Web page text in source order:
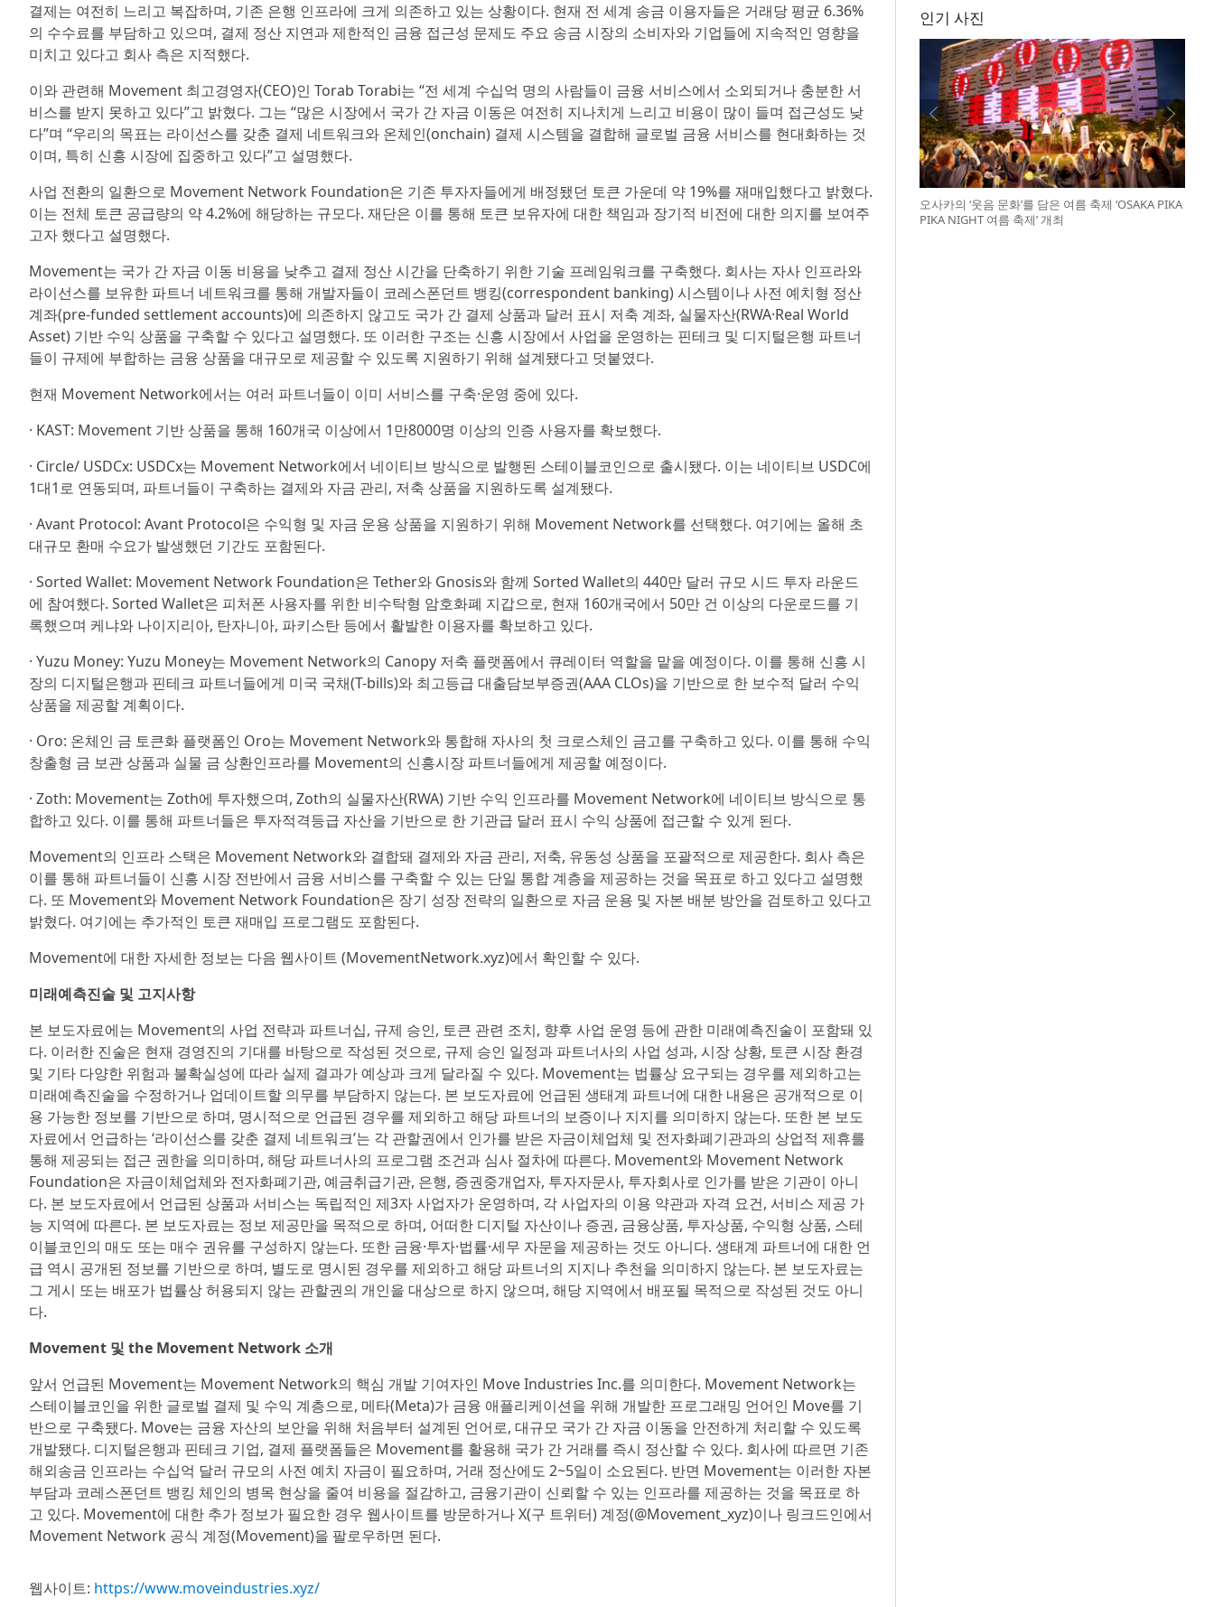
결제는 여전히 느리고 복잡하며, 기존 은행 인프라에 크게 의존하고 있는 상황이다. 현재 전 세계 송금 이용자들은 거래당 평균 6.36%
의 수수료를 부담하고 있으며, 결제 정산 지연과 제한적인 금융 접근성 문제도 주요 송금 시장의 소비자와 기업들에 지속적인 영향을
미치고 있다고 회사 측은 지적했다.
이와 관련해 Movement 최고경영자(CEO)인 Torab Torabi는 “전 세계 수십억 명의 사람들이 금융 서비스에서 소외되거나 충분한 서
비스를 받지 못하고 있다”고 밝혔다. 그는 “많은 시장에서 국가 간 자금 이동은 여전히 지나치게 느리고 비용이 많이 들며 접근성도 낮
다”며 “우리의 목표는 라이선스를 갖춘 결제 네트워크와 온체인(onchain) 결제 시스템을 결합해 글로벌 금융 서비스를 현대화하는 것
이며, 특히 신흥 시장에 집중하고 있다”고 설명했다.
사업 전환의 일환으로 Movement Network Foundation은 기존 투자자들에게 배정됐던 토큰 가운데 약 19%를 재매입했다고 밝혔다.
이는 전체 토큰 공급량의 약 4.2%에 해당하는 규모다. 재단은 이를 통해 토큰 보유자에 대한 책임과 장기적 비전에 대한 의지를 보여주
고자 했다고 설명했다.
Movement는 국가 간 자금 이동 비용을 낮추고 결제 정산 시간을 단축하기 위한 기술 프레임워크를 구축했다. 회사는 자사 인프라와
라이선스를 보유한 파트너 네트워크를 통해 개발자들이 코레스폰던트 뱅킹(correspondent banking) 시스템이나 사전 예치형 정산
계좌(pre-funded settlement accounts)에 의존하지 않고도 국가 간 결제 상품과 달러 표시 저축 계좌, 실물자산(RWA·Real World
Asset) 기반 수익 상품을 구축할 수 있다고 설명했다. 또 이러한 구조는 신흥 시장에서 사업을 운영하는 핀테크 및 디지털은행 파트너
들이 규제에 부합하는 금융 상품을 대규모로 제공할 수 있도록 지원하기 위해 설계됐다고 덧붙였다.
현재 Movement Network에서는 여러 파트너들이 이미 서비스를 구축·운영 중에 있다.
· KAST: Movement 기반 상품을 통해 160개국 이상에서 1만8000명 이상의 인증 사용자를 확보했다.
· Circle/ USDCx: USDCx는 Movement Network에서 네이티브 방식으로 발행된 스테이블코인으로 출시됐다. 이는 네이티브 USDC에
1대1로 연동되며, 파트너들이 구축하는 결제와 자금 관리, 저축 상품을 지원하도록 설계됐다.
· Avant Protocol: Avant Protocol은 수익형 및 자금 운용 상품을 지원하기 위해 Movement Network를 선택했다. 여기에는 올해 초
대규모 환매 수요가 발생했던 기간도 포함된다.
· Sorted Wallet: Movement Network Foundation은 Tether와 Gnosis와 함께 Sorted Wallet의 440만 달러 규모 시드 투자 라운드
에 참여했다. Sorted Wallet은 피처폰 사용자를 위한 비수탁형 암호화폐 지갑으로, 현재 160개국에서 50만 건 이상의 다운로드를 기
록했으며 케냐와 나이지리아, 탄자니아, 파키스탄 등에서 활발한 이용자를 확보하고 있다.
· Yuzu Money: Yuzu Money는 Movement Network의 Canopy 저축 플랫폼에서 큐레이터 역할을 맡을 예정이다. 이를 통해 신흥 시
장의 디지털은행과 핀테크 파트너들에게 미국 국채(T-bills)와 최고등급 대출담보부증권(AAA CLOs)을 기반으로 한 보수적 달러 수익
상품을 제공할 계획이다.
· Oro: 온체인 금 토큰화 플랫폼인 Oro는 Movement Network와 통합해 자사의 첫 크로스체인 금고를 구축하고 있다. 이를 통해 수익
창출형 금 보관 상품과 실물 금 상환인프라를 Movement의 신흥시장 파트너들에게 제공할 예정이다.
· Zoth: Movement는 Zoth에 투자했으며, Zoth의 실물자산(RWA) 기반 수익 인프라를 Movement Network에 네이티브 방식으로 통
합하고 있다. 이를 통해 파트너들은 투자적격등급 자산을 기반으로 한 기관급 달러 표시 수익 상품에 접근할 수 있게 된다.
Movement의 인프라 스택은 Movement Network와 결합돼 결제와 자금 관리, 저축, 유동성 상품을 포괄적으로 제공한다. 회사 측은
이를 통해 파트너들이 신흥 시장 전반에서 금융 서비스를 구축할 수 있는 단일 통합 계층을 제공하는 것을 목표로 하고 있다고 설명했
다. 또 Movement와 Movement Network Foundation은 장기 성장 전략의 일환으로 자금 운용 및 자본 배분 방안을 검토하고 있다고
밝혔다. 여기에는 추가적인 토큰 재매입 프로그램도 포함된다.
Movement에 대한 자세한 정보는 다음 웹사이트 (MovementNetwork.xyz)에서 확인할 수 있다.
미래예측진술 및 고지사항
본 보도자료에는 Movement의 사업 전략과 파트너십, 규제 승인, 토큰 관련 조치, 향후 사업 운영 등에 관한 미래예측진술이 포함돼 있
다. 이러한 진술은 현재 경영진의 기대를 바탕으로 작성된 것으로, 규제 승인 일정과 파트너사의 사업 성과, 시장 상황, 토큰 시장 환경
및 기타 다양한 위험과 불확실성에 따라 실제 결과가 예상과 크게 달라질 수 있다. Movement는 법률상 요구되는 경우를 제외하고는
미래예측진술을 수정하거나 업데이트할 의무를 부담하지 않는다. 본 보도자료에 언급된 생태계 파트너에 대한 내용은 공개적으로 이
용 가능한 정보를 기반으로 하며, 명시적으로 언급된 경우를 제외하고 해당 파트너의 보증이나 지지를 의미하지 않는다. 또한 본 보도
자료에서 언급하는 ‘라이선스를 갖춘 결제 네트워크’는 각 관할권에서 인가를 받은 자금이체업체 및 전자화폐기관과의 상업적 제휴를
통해 제공되는 접근 권한을 의미하며, 해당 파트너사의 프로그램 조건과 심사 절차에 따른다. Movement와 Movement Network
Foundation은 자금이체업체와 전자화폐기관, 예금취급기관, 은행, 증권중개업자, 투자자문사, 투자회사로 인가를 받은 기관이 아니
다. 본 보도자료에서 언급된 상품과 서비스는 독립적인 제3자 사업자가 운영하며, 각 사업자의 이용 약관과 자격 요건, 서비스 제공 가
능 지역에 따른다. 본 보도자료는 정보 제공만을 목적으로 하며, 어떠한 디지털 자산이나 증권, 금융상품, 투자상품, 수익형 상품, 스테
이블코인의 매도 또는 매수 권유를 구성하지 않는다. 또한 금융·투자·법률·세무 자문을 제공하는 것도 아니다. 생태계 파트너에 대한 언
급 역시 공개된 정보를 기반으로 하며, 별도로 명시된 경우를 제외하고 해당 파트너의 지지나 추천을 의미하지 않는다. 본 보도자료는
그 게시 또는 배포가 법률상 허용되지 않는 관할권의 개인을 대상으로 하지 않으며, 해당 지역에서 배포될 목적으로 작성된 것도 아니
다.
Movement 및 the Movement Network 소개
앞서 언급된 Movement는 Movement Network의 핵심 개발 기여자인 Move Industries Inc.를 의미한다. Movement Network는
스테이블코인을 위한 글로벌 결제 및 수익 계층으로, 메타(Meta)가 금융 애플리케이션을 위해 개발한 프로그래밍 언어인 Move를 기
반으로 구축됐다. Move는 금융 자산의 보안을 위해 처음부터 설계된 언어로, 대규모 국가 간 자금 이동을 안전하게 처리할 수 있도록
개발됐다. 디지털은행과 핀테크 기업, 결제 플랫폼들은 Movement를 활용해 국가 간 거래를 즉시 정산할 수 있다. 회사에 따르면 기존
해외송금 인프라는 수십억 달러 규모의 사전 예치 자금이 필요하며, 거래 정산에도 2~5일이 소요된다. 반면 Movement는 이러한 자본
부담과 코레스폰던트 뱅킹 체인의 병목 현상을 줄여 비용을 절감하고, 금융기관이 신뢰할 수 있는 인프라를 제공하는 것을 목표로 하
고 있다. Movement에 대한 추가 정보가 필요한 경우 웹사이트를 방문하거나 X(구 트위터) 계정(@Movement_xyz)이나 링크드인에서
Movement Network 공식 계정(Movement)을 팔로우하면 된다.
웹사이트: https://www.moveindustries.xyz/
인기 사진
오사카의 ‘웃음 문화’를 담은 여름 축제 ‘OSAKA PIKA
PIKA NIGHT 여름 축제’ 개최